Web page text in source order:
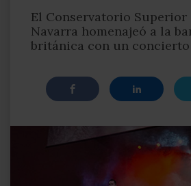
El Conservatorio Superior
Navarra homenajeó a la
británica con un concierto